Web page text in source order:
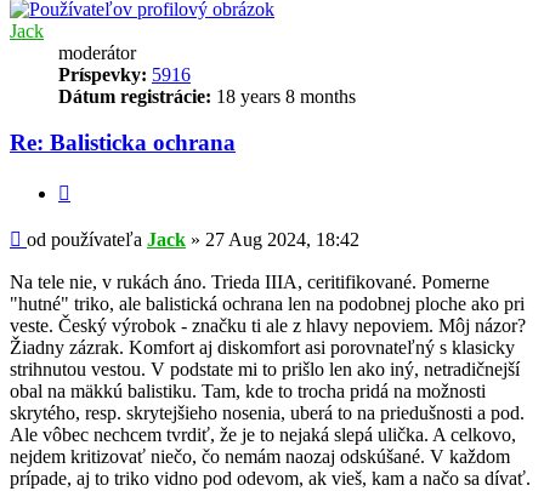
Jack
moderátor
Príspevky: 5916
Dátum registrácie: 18 years 8 months
Re: Balisticka ochrana
Príspevok
od používateľa Jack » 27 Aug 2024, 18:42
Na tele nie, v rukách áno. Trieda IIIA, ceritifikované. Pomerne
"hutné" triko, ale balistická ochrana len na podobnej ploche ako pri
veste. Český výrobok - značku ti ale z hlavy nepoviem. Môj názor?
Žiadny zázrak. Komfort aj diskomfort asi porovnateľný s klasicky
strihnutou vestou. V podstate mi to prišlo len ako iný, netradičnejší
obal na mäkkú balistiku. Tam, kde to trocha pridá na možnosti
skrytého, resp. skrytejšieho nosenia, uberá to na priedušnosti a pod.
Ale vôbec nechcem tvrdiť, že je to nejaká slepá ulička. A celkovo,
nejdem kritizovať niečo, čo nemám naozaj odskúšané. V každom
prípade, aj to triko vidno pod odevom, ak vieš, kam a načo sa dívať.